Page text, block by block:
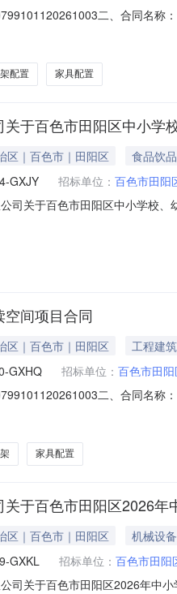
二、合同名称
百色市田阳县联系方式：
配置 家具配置
于百色市田阳区中小
区｜百色市｜田阳区
食品饮品
GXJY 招标单位： 百色市田阳
司关于百色市田阳区中小学校
以预公示。各有关供应商、专
完善招标文
间项目合同
区｜百色市｜田阳区
工程建筑
GXHQ 招标单位： 百色市田
二、合同名称
百色市田阳县联系方式：
家具配置
于百色市田阳区2026
区｜百色市｜田阳区
机械设备
GXKL 招标单位： 百色市田阳
司关于百色市田阳区2026年中